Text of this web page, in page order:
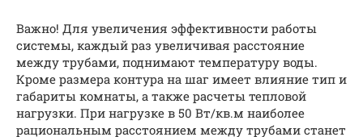
Важно! Для увеличения эффективности работы
системы, каждый раз увеличивая расстояние
между трубами, поднимают температуру воды.
Кроме размера контура на шаг имеет влияние тип и
габариты комнаты, а также расчеты тепловой
нагрузки. При нагрузке в 50 Вт/кв.м наиболее
рациональным расстоянием между трубами станет